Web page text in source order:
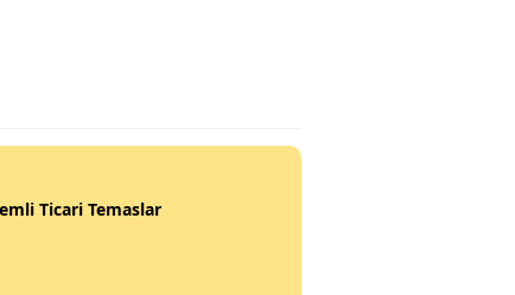
Ticari Temaslar